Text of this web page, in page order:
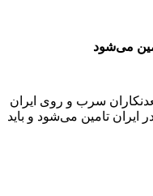
سرب و روی ایران
تامین می‌شود و باید